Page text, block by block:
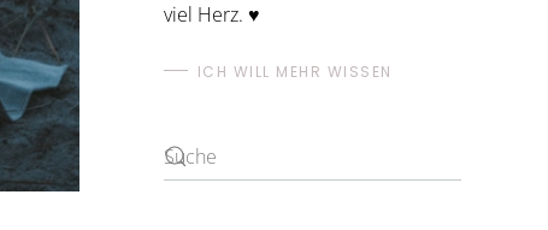
viel Herz. ♥
ICH WILL MEHR WISSEN